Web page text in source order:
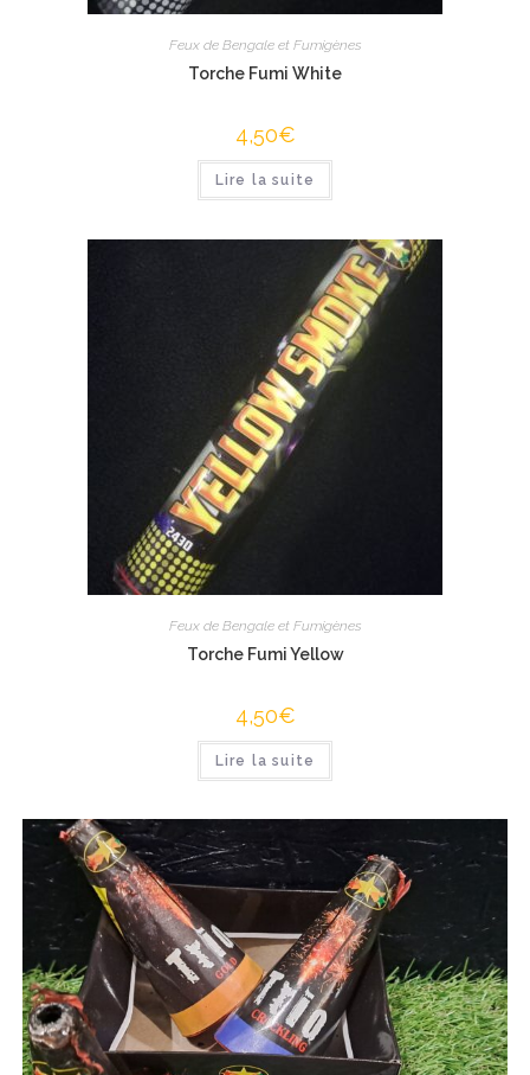
Feux de Bengale et Fumigènes
Torche Fumi White
4,50€
Lire la suite
Feux de Bengale et Fumigènes
Torche Fumi Yellow
4,50€
Lire la suite